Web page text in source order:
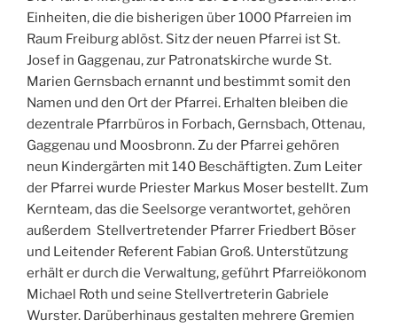
Einheiten, die die bisherigen über 1000 Pfarreien im
Raum Freiburg ablöst. Sitz der neuen Pfarrei ist St.
Josef in Gaggenau, zur Patronatskirche wurde St.
Marien Gernsbach ernannt und bestimmt somit den
Namen und den Ort der Pfarrei. Erhalten bleiben die
dezentrale Pfarrbüros in Forbach, Gernsbach, Ottenau,
Gaggenau und Moosbronn. Zu der Pfarrei gehören
neun Kindergärten mit 140 Beschäftigten. Zum Leiter
der Pfarrei wurde Priester Markus Moser bestellt. Zum
Kernteam, das die Seelsorge verantwortet, gehören
außerdem Stellvertretender Pfarrer Friedbert Böser
und Leitender Referent Fabian Groß. Unterstützung
erhält er durch die Verwaltung, geführt Pfarreiökonom
Michael Roth und seine Stellvertreterin Gabriele
Wurster. Darüberhinaus gestalten mehrere Gremien